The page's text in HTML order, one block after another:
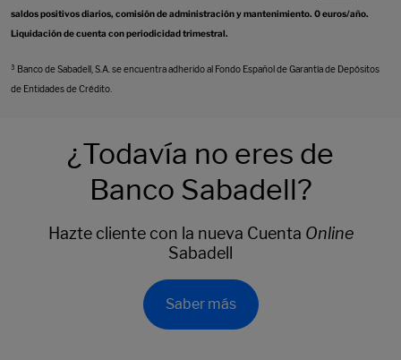
saldos positivos diarios, comisión de administración y mantenimiento. 0 euros/año.
Liquidación de cuenta con periodicidad trimestral.
³ Banco de Sabadell, S.A. se encuentra adherido al Fondo Español de Garantía de Depósitos
de Entidades de Crédito.
¿Todavía no eres de
Banco Sabadell?
Hazte cliente con la nueva Cuenta Online
Sabadell
Saber más